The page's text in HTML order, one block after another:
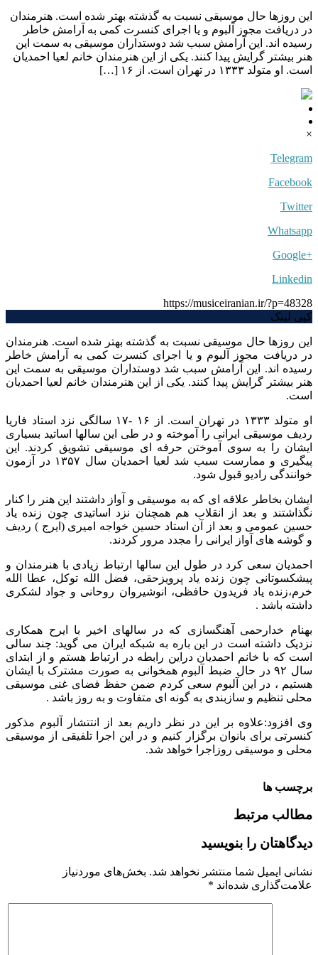
این روزها حال موسیقی نسبت به گذشته بهتر شده است. هنرمندان
در دریافت مجوز آلبوم و یا اجرای کنسرت کمی به آرامش خاطر
رسیده اند. این آرامش سبب شد دوستداران موسیقی به سمت این
هنر بیشتر گرایش پیدا کنند. یکی از این هنرمندان خانم لعیا احمدیان
است. او متولد ۱۳۳۳ در تهران است. از ۱۶ […]
×
Telegram
Facebook
Twitter
Whatsapp
+Google
Linkedin
https://musiceiranian.ir/?p=48328
کپی لینک
این روزها حال موسیقی نسبت به گذشته بهتر شده است. هنرمندان
در دریافت مجوز آلبوم و یا اجرای کنسرت کمی به آرامش خاطر
رسیده اند. این آرامش سبب شد دوستداران موسیقی به سمت این
هنر بیشتر گرایش پیدا کنند. یکی از این هنرمندان خانم لعیا احمدیان
است.
او متولد ۱۳۳۳ در تهران است. از ۱۶ -۱۷ سالگی نزد استاد فاریا
ردیف موسیقی ایرانی را آموخته و در طی این سالها اساتید بسیاری
ایشان را به سوی آموختن حرفه ای موسیقی تشویق کردند. این
پیگیری و ممارست سبب شد لعیا احمدیان سال ۱۳۵۷ در آزمون
خوانندگی رادیو قبول شود.
ایشان بخاطر علاقه ای که به موسیقی و آواز داشتند این هنر را کنار
نگذاشتند و بعد از انقلاب هم همچنان نزد اساتیدی چون زنده یاد
حسین عمومی و بعد از آن استاد حسین خواجه امیری (ایرج ) ردیف
و گوشه های آواز ایرانی را مجدد مرور کردند.
احمدیان سعی کرد در طول این سالها ارتباط زیادی با هنرمندان و
پیشکسوتانی چون زنده یاد پرویزحقی، فضل الله توکل، عطا الله
خرم،زنده یاد فریدون حافظی، انوشیروان روحانی و جواد لشکری
داشته باشد .
بهنام خدارحمی آهنگسازی که در سالهای اخیر با ایرح همکاری
نزدیک داشته است در این باره به شبکه ایران می گوید: چند سالی
است که با خانم احمدیان دراین رابطه در ارتباط هستم و از ابتدای
سال ۹۲ در حال ضبط آلبوم همخوانی به صورت مشترک با ایشان
هستیم ، در این آلبوم سعی کردم ضمن حفظ فضای غنی موسیقی
محلی تنظیم و سازبندی به گونه ای متفاوت و به روز باشد .
وی افزود:علاوه بر این در نظر داریم بعد از انتتشار آلبوم مذکور
کنسرتی برای بانوان برگزار کنیم و در این اجرا تلفیقی از موسیقی
محلی و موسیقی روزاجرا خواهد شد.
برچسب ها
مطالب مرتبط
دیدگاهتان را بنویسید
نشانی ایمیل شما منتشر نخواهد شد. بخش‌های موردنیاز
علامت‌گذاری شده‌اند *